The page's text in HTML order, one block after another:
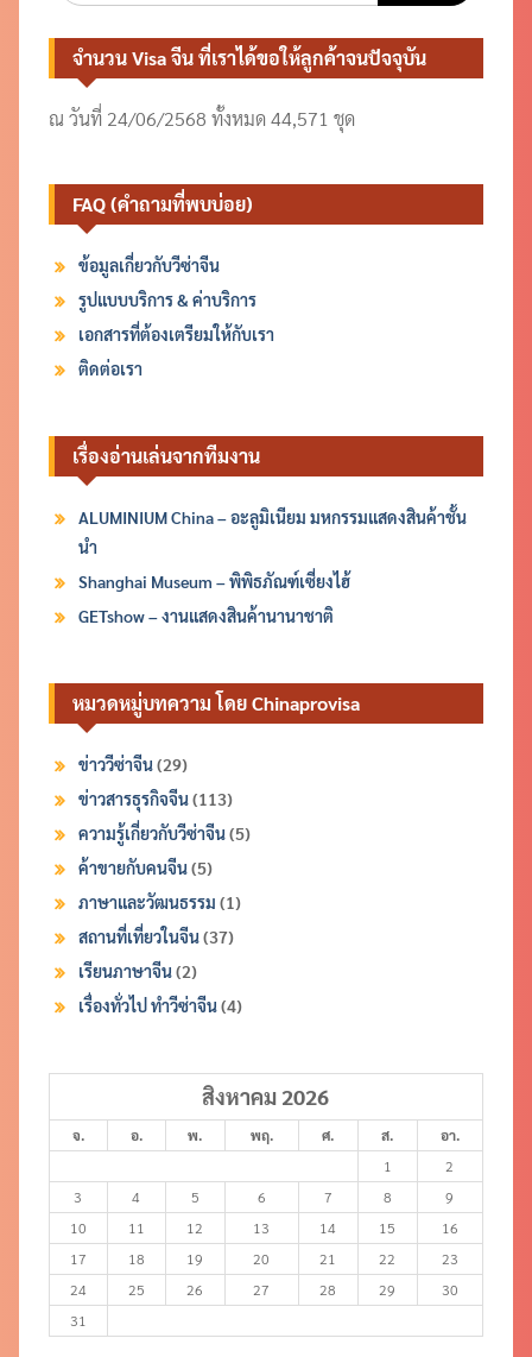
จำนวน Visa จีน ที่เราได้ขอให้ลูกค้าจนปัจจุบัน
ณ วันที่ 24/06/2568 ทั้งหมด 44,571 ชุด
FAQ (คำถามที่พบบ่อย)
ข้อมูลเกี่ยวกับวีซ่าจีน
รูปแบบบริการ & ค่าบริการ
เอกสารที่ต้องเตรียมให้กับเรา
ติดต่อเรา
เรื่องอ่านเล่นจากทีมงาน
ALUMINIUM China – อะลูมิเนียม มหกรรมแสดงสินค้าชั้น
นำ
Shanghai Museum – พิพิธภัณฑ์เซี่ยงไฮ้
GETshow – งานแสดงสินค้านานาชาติ
หมวดหมู่บทความ โดย Chinaprovisa
ข่าววีซ่าจีน(29)
ข่าวสารธุรกิจจีน(113)
ความรู้เกี่ยวกับวีซ่าจีน(5)
ค้าขายกับคนจีน(5)
ภาษาและวัฒนธรรม (1)
สถานที่เที่ยวในจีน(37)
เรียนภาษาจีน(2)
เรื่องทั่วไป ทำวีซ่าจีน(4)
สิงหาคม 2026
จ. อ. พ. พฤ. ศ. ส.
อา.
1
2
3
4 5 6 7 8
9
10
11 12 13 14 15
16
17
18 19 20 21 22
23
24
25 26 27 28 29
30
31